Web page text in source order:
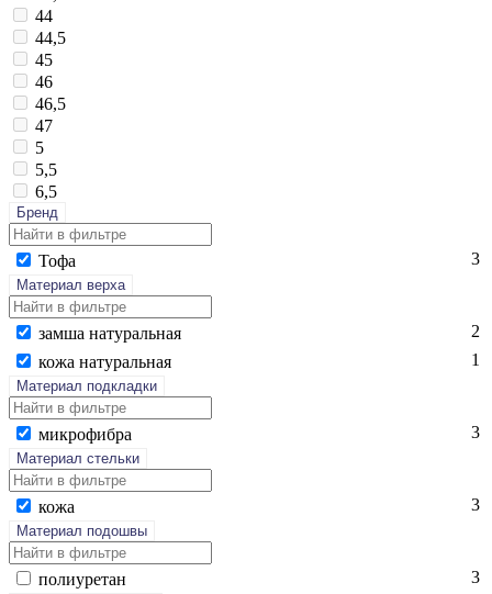
44
44,5
45
46
46,5
47
5
5,5
6,5
Бренд
То­фа 3
Материал верха
зам­ша на­тураль­ная
2
ко­жа на­тураль­ная
1
Материал подкладки
мик­ро­фиб­ра 3
Материал стельки
ко­жа 3
Материал подошвы
по­ли­уре­тан 3